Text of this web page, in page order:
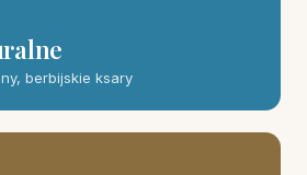
berbijskie ksary